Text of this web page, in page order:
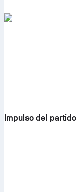
Impulso del partido